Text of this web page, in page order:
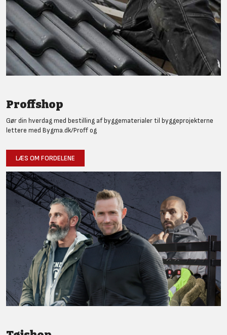
Proffshop
Gør din hverdag med bestilling af byggematerialer til byggeprojekterne
lettere med Bygma.dk/Proff og
LÆS OM FORDELENE